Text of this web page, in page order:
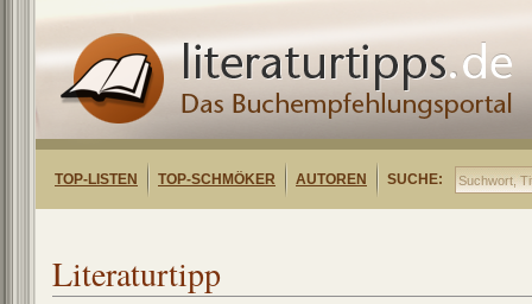
TOP-LISTEN TOP-SCHMÖKER AUTOREN SUCHE:
Literaturtipp